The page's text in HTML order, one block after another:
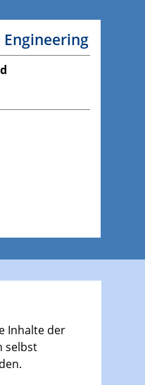
Inhalte der
selbst